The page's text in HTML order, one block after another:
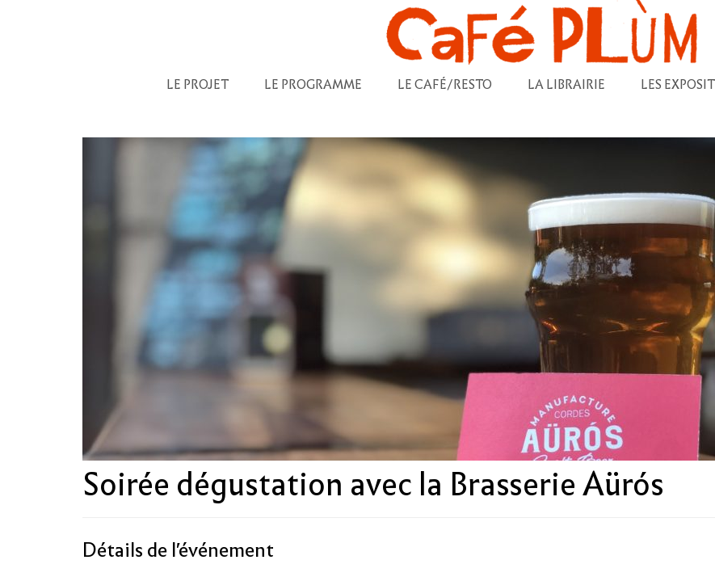
LE PROJET LE PROGRAMME LE CAFÉ/RESTO LA LIBRAIRIE LES
Soirée dégustation avec la Brasserie Aürós
Détails de l'événement